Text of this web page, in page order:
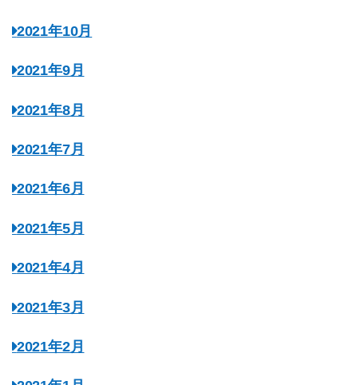
2021年10月
2021年9月
2021年8月
2021年7月
2021年6月
2021年5月
2021年4月
2021年3月
2021年2月